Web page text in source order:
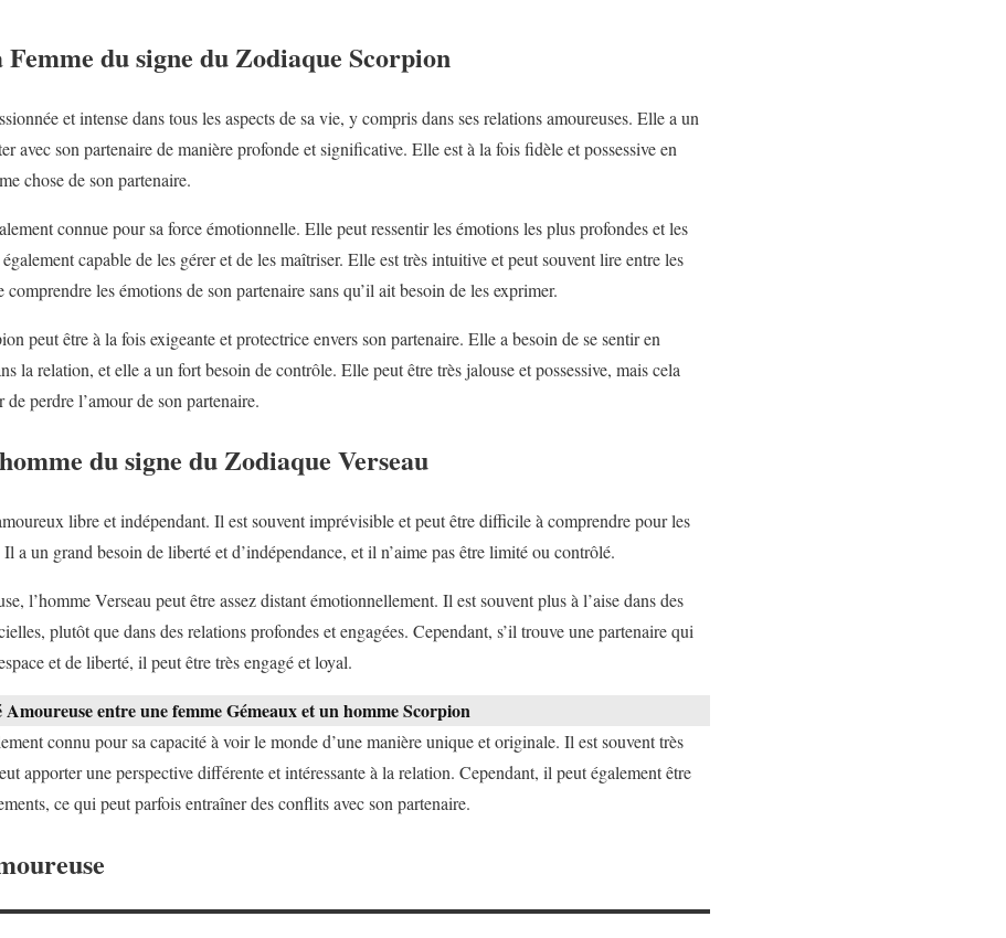
du signe du Zodiaque Scorpion
et intense dans tous les aspects de sa vie, y compris dans ses relations amoureuses. Elle a un
avec son partenaire de manière profonde et significative. Elle est à la fois fidèle et possessive en
chose de son partenaire.
connue pour sa force émotionnelle. Elle peut ressentir les émotions les plus profondes et les
capable de les gérer et de les maîtriser. Elle est très intuitive et peut souvent lire entre les
les émotions de son partenaire sans qu’il ait besoin de les exprimer.
peut être à la fois exigeante et protectrice envers son partenaire. Elle a besoin de se sentir en
la relation, et elle a un fort besoin de contrôle. Elle peut être très jalouse et possessive, mais cela
perdre l’amour de son partenaire.
du signe du Zodiaque Verseau
libre et indépendant. Il est souvent imprévisible et peut être difficile à comprendre pour les
a un grand besoin de liberté et d’indépendance, et il n’aime pas être limité ou contrôlé.
l’homme Verseau peut être assez distant émotionnellement. Il est souvent plus à l’aise dans des
plutôt que dans des relations profondes et engagées. Cependant, s’il trouve une partenaire qui
et de liberté, il peut être très engagé et loyal.
entre une femme Gémeaux et un homme Scorpion
connu pour sa capacité à voir le monde d’une manière unique et originale. Il est souvent très
apporter une perspective différente et intéressante à la relation. Cependant, il peut également être
ce qui peut parfois entraîner des conflits avec son partenaire.